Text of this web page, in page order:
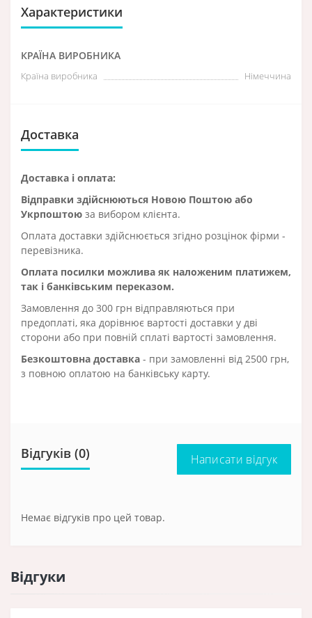
Характеристики
КРАЇНА ВИРОБНИКА
Країна виробника Німеччина
Доставка
Доставка і оплата:
Відправки здійснюються Новою Поштою або
Укрпоштою за вибором клієнта.
Оплата доставки здійснюється згідно розцінок фірми -
перевізника.
Оплата посилки можлива як наложеним платижем,
так і банківським переказом.
Замовлення до 300 грн відправляються при
предоплаті, яка дорівнює вартості доставки у дві
сторони або при повній сплаті вартості замовлення.
Безкоштовна доставка - при замовленні від 2500 грн,
з повною оплатою на банківську карту.
Відгуків (0) Написати відгук
Немає відгуків про цей товар.
Відгуки